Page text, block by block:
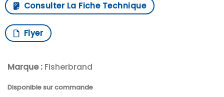
Consulter La Fiche Technique
Flyer
Marque : Fisherbrand
Disponible sur commande